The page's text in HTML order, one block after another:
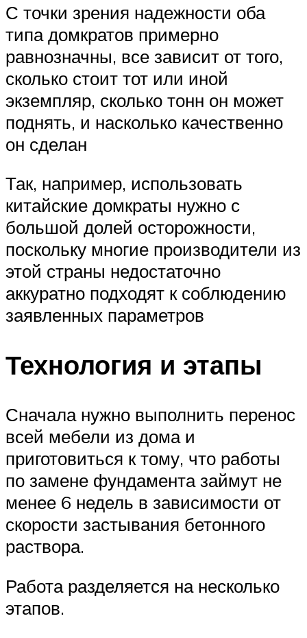
С точки зрения надежности оба
типа домкратов примерно
равнозначны, все зависит от того,
сколько стоит тот или иной
экземпляр, сколько тонн он может
поднять, и насколько качественно
он сделан
Так, например, использовать
китайские домкраты нужно с
большой долей осторожности,
поскольку многие производители из
этой страны недостаточно
аккуратно подходят к соблюдению
заявленных параметров
Технология и этапы
Сначала нужно выполнить перенос
всей мебели из дома и
приготовиться к тому, что работы
по замене фундамента займут не
менее 6 недель в зависимости от
скорости застывания бетонного
раствора.
Работа разделяется на несколько
этапов.